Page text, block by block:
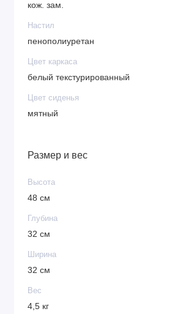
кож. зам.
Настил
пенополиуретан
Цвет каркаса
белый текстурированный
Цвет сиденья
мятный
Размер и вес
Высота
48 см
Глубина
32 см
Ширина
32 см
Вес
4,5 кг